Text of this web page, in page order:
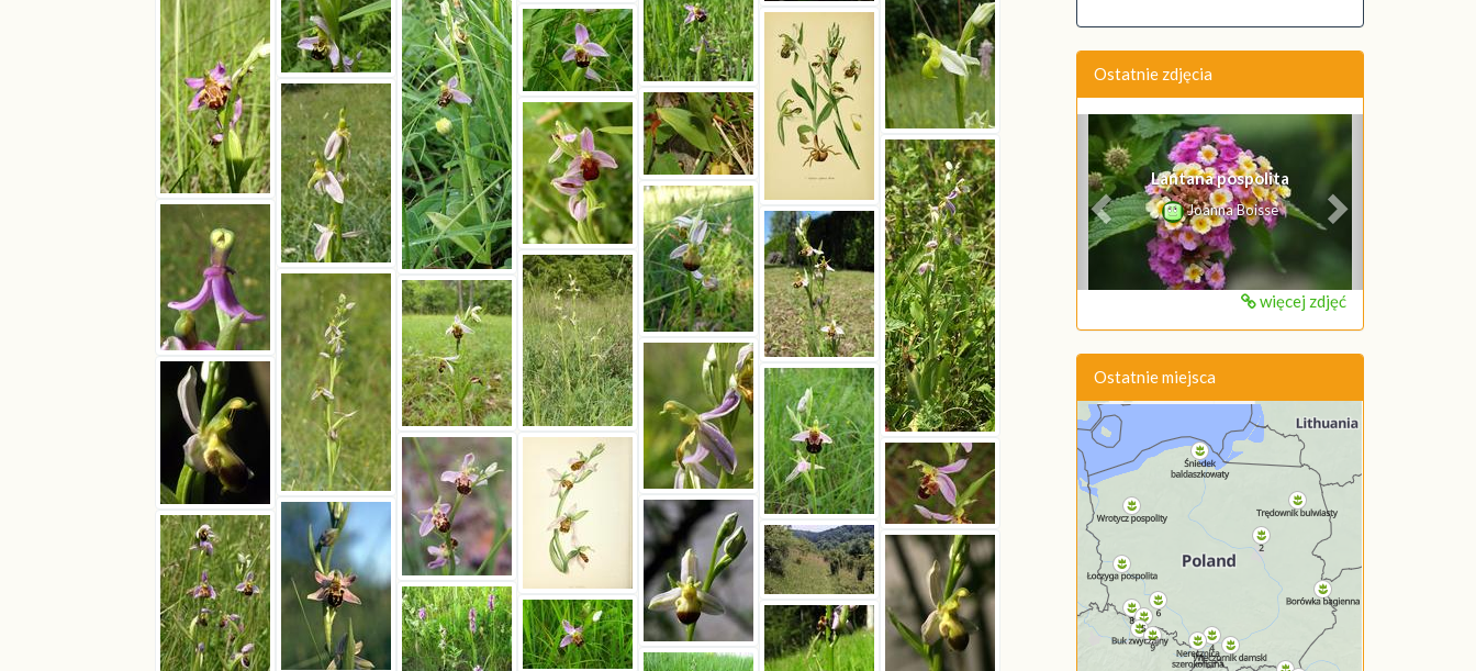
Ostatnie zdjęcia
Lantana pospolita
Joanna Boisse
Poprzednie Następne
więcej zdjęć
Ostatnie miejsca